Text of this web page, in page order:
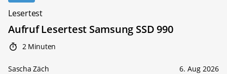
Lesertest
Aufruf Lesertest Samsung SSD 990
2 Minuten
Sascha Zäch 6. Aug 2026